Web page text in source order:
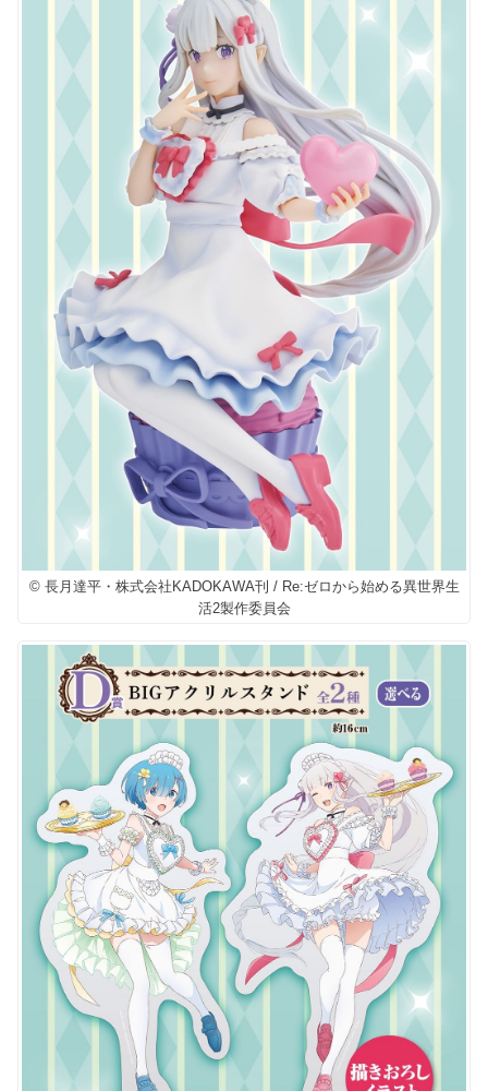
© 長月達平・株式会社KADOKAWA刊 / Re:ゼロから始める異世界生
活2製作委員会